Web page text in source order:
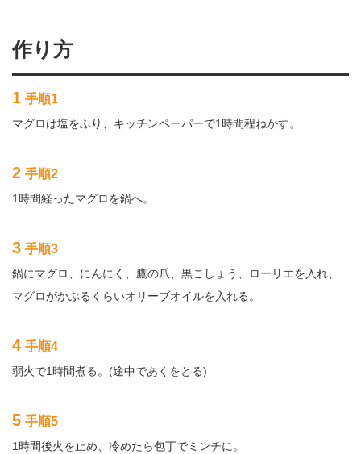
作り方
1 手順1
マグロは塩をふり、キッチンペーパーで1時間程ねかす。
2 手順2
1時間経ったマグロを鍋へ。
3 手順3
鍋にマグロ、にんにく、鷹の爪、黒こしょう、ローリエを入れ、
マグロがかぶるくらいオリーブオイルを入れる。
4 手順4
弱火で1時間煮る。(途中であくをとる)
5 手順5
1時間後火を止め、冷めたら包丁でミンチに。